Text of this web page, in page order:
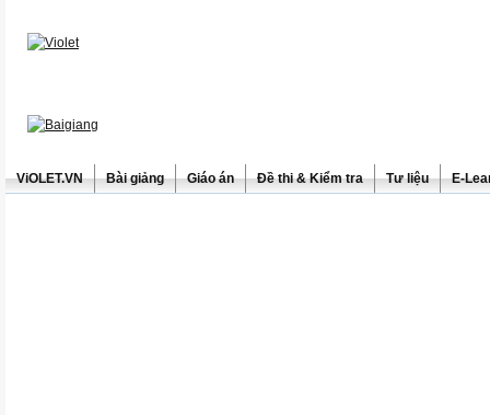
ViOLET.VN Bài giảng Giáo án Đề thi & Kiểm tra Tư liệu E-